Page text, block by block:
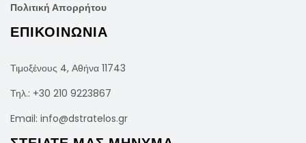
Πολιτική Απορρήτου
ΕΠΙΚΟΙΝΩΝΙΑ
Τιμοξένους 4, Αθήνα 11743
Τηλ.: +30 210 9223867
Email: info@dstratelos.gr